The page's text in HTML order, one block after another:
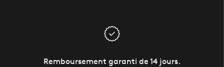
Remboursement garanti de 14 jours.